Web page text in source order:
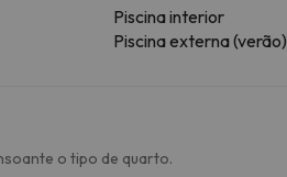
Piscina interior
Piscina externa (verão)
o tipo de quarto.